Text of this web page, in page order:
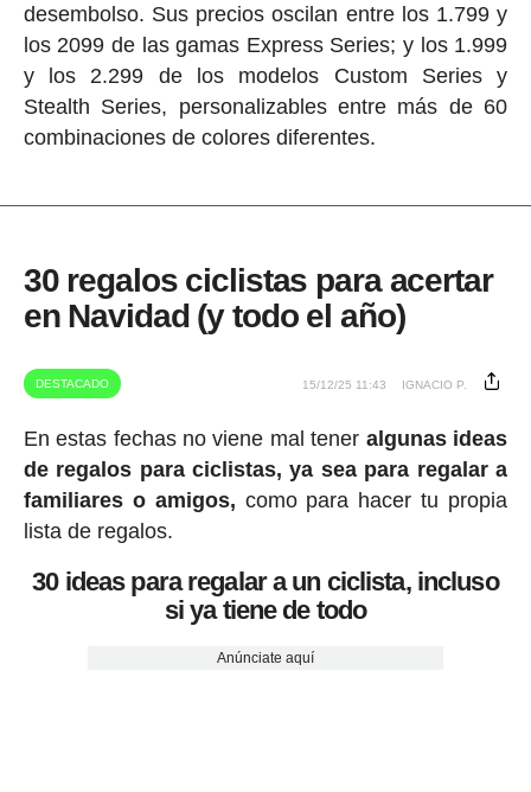
desembolso. Sus precios oscilan entre los 1.799 y
los 2099 de las gamas Express Series; y los 1.999
y los 2.299 de los modelos Custom Series y
Stealth Series, personalizables entre más de 60
combinaciones de colores diferentes.
30 regalos ciclistas para acertar
en Navidad (y todo el año)
DESTACADO 15/12/25 11:43 IGNACIO P.
En estas fechas no viene mal tener algunas ideas
de regalos para ciclistas, ya sea para regalar a
familiares o amigos, como para hacer tu propia
lista de regalos.
30 ideas para regalar a un ciclista, incluso
si ya tiene de todo
Anúnciate aquí